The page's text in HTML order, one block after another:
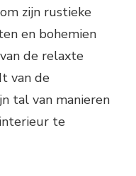
zijn rustieke
en bohemien
de relaxte
van de
tal van manieren
te